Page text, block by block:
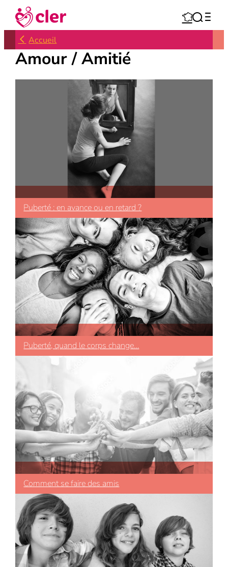
Aller
contenu
 
Accueil
Amour / Amitié
Puberté : en avance ou en retard ?
Puberté, quand le corps change…
Comment se faire des amis